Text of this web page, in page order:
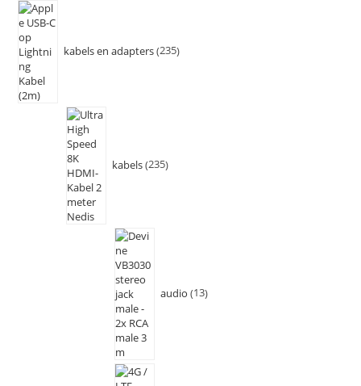
kabels en adapters 235
kabels 235
audio 13